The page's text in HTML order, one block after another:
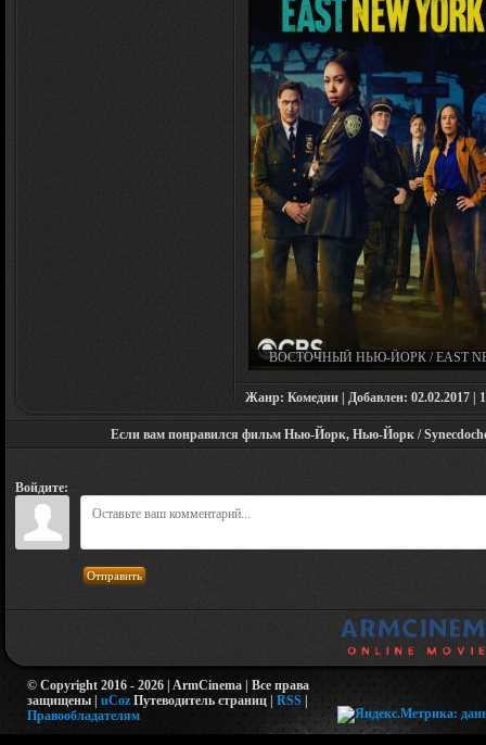
ВОСТОЧНЫЙ НЬЮ-ЙОРК / EAST
YORK (СЕРИАЛ 2022 – 2023)
Жанр: Комедии | Добавлен: 02.02.2017 |
Если вам понравился фильм Нью-Йорк, Нью-Йорк /
Войдите:
Отправить
© Copyright 2016 - 2026 | ArmCinema | Все права
защищены | uCoz Путеводитель страниц | RSS |
Правообладателям